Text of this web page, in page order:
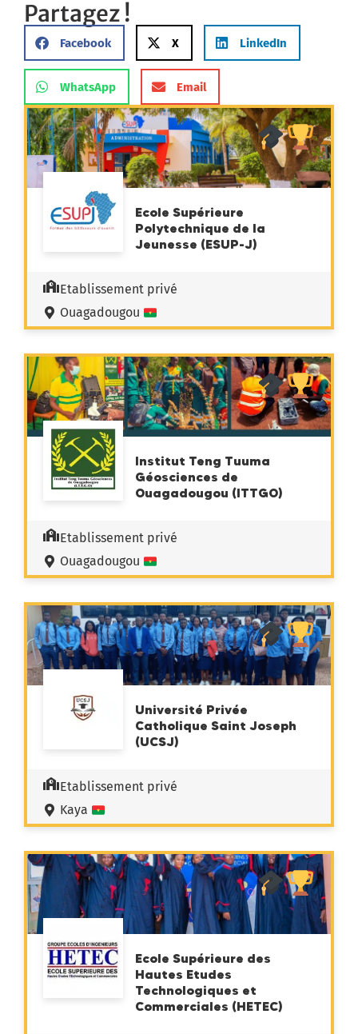
Partagez !
Facebook X LinkedIn
WhatsApp Email
Ecole Supérieure
Polytechnique de la
Jeunesse (ESUP-J)
Etablissement privé
Ouagadougou
Institut Teng Tuuma
Géosciences de
Ouagadougou (ITTGO)
Etablissement privé
Ouagadougou
Université Privée
Catholique Saint Joseph
(UCSJ)
Etablissement privé
Kaya
Ecole Supérieure des
Hautes Etudes
Technologiques et
Commerciales (HETEC)